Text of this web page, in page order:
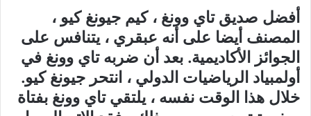
أفضل صديق تاي وونغ ، كيم جيونغ كيو ،
المصنف أيضا على أنه عبقري ، يتنافس على
الجوائز الأكاديمية. بعد أن ضربه تاي وونغ في
أولمبياد الرياضيات الدولي ، انتحر جيونغ كيو.
خلال هذا الوقت نفسه ، يلتقي تاي وونغ بفتاة